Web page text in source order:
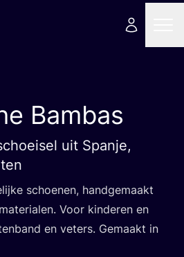
Bambas
uit Spanje,
schoe­nen, hand­ge­maakt
Voor kin­de­ren en
en veters. Gemaakt in